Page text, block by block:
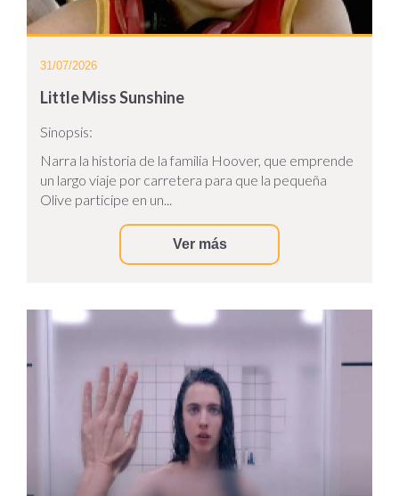
31/07/2026
Little Miss Sunshine
Sinopsis:
Narra la historia de la familia Hoover, que emprende
un largo viaje por carretera para que la pequeña
Olive participe en un...
Ver más